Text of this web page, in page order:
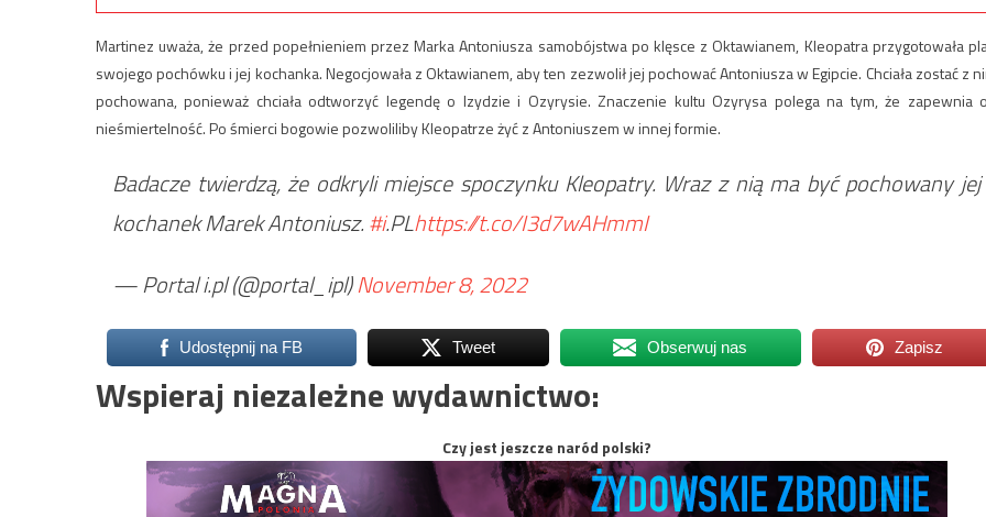
Martinez uważa, że przed popełnieniem przez Marka Antoniusza samobójstwa po klęsce z Oktawianem, Kleopatra przygotowała
swojego pochówku i jej kochanka. Negocjowała z Oktawianem, aby ten zezwolił jej pochować Antoniusza w Egipcie. Chciała zostać z
pochowana, ponieważ chciała odtworzyć legendę o Izydzie i Ozyrysie. Znaczenie kultu Ozyrysa polega na tym, że zapewnia
nieśmiertelność. Po śmierci bogowie pozwoliliby Kleopatrze żyć z Antoniuszem w innej formie.
Badacze twierdzą, że odkryli miejsce spoczynku Kleopatry. Wraz z nią ma być pochowany jej
kochanek Marek Antoniusz.#i.PLhttps://t.co/I3d7wAHmmI
— Portal i.pl (@portal_ipl)November 8, 2022
Udostępnij na FB Tweet Obserwuj nas Zapisz
Wspieraj niezależne wydawnictwo:
Czy jest jeszcze naród polski?